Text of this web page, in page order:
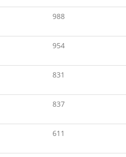
988
954
831
837
611